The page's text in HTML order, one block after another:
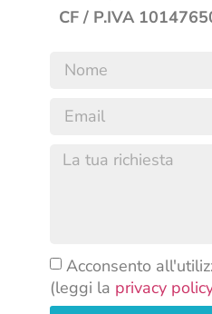
CF / P.IVA
Acconsento
(leggi la privacy